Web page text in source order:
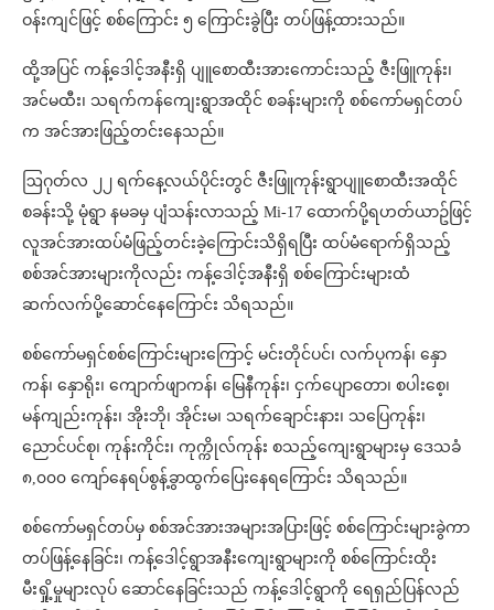
ဝန်းကျင်ဖြင့် စစ်ကြောင်း ၅ ကြောင်းခွဲပြီး တပ်ဖြန့်ထားသည်။
ထို့အပြင် ကန့်ဒေါင့်အနီးရှိ ပျူစောထီးအားကောင်းသည့် ဇီးဖြူကုန်း၊
အင်မထီး၊ သရက်ကန်ကျေးရွာအထိုင် စခန်းများကို စစ်ကော်မရှင်တပ်
က အင်အားဖြည့်တင်းနေသည်။
ဩဂုတ်လ ၂၂ ရက်နေ့လယ်ပိုင်းတွင် ဇီးဖြူကုန်းရွာပျူစောထီးအထိုင်
စခန်းသို့ မုံရွာ နမခမှ ပျံသန်းလာသည့် Mi-17 ထောက်ပို့ရဟတ်ယာဥ်ဖြင့်
လူအင်အားထပ်မံဖြည့်တင်းခဲ့ကြောင်းသိရှိရပြီး ထပ်မံရောက်ရှိသည့်
စစ်အင်အားများကိုလည်း ကန့်ဒေါင့်အနီးရှိ စစ်ကြောင်းများထံ
ဆက်လက်ပို့ဆောင်နေကြောင်း သိရသည်။
စစ်ကော်မရှင်စစ်ကြောင်းများကြောင့် မင်းတိုင်ပင်၊ လက်ပုကန်၊ နှော
ကန်၊ နှောရိုး၊ ကျောက်ဖျာကန်၊ မြေနီကုန်း၊ ငှက်ပျောတော၊ စပါးစေ့၊
မန်ကျည်းကုန်း၊ အိုးဘို၊ အိုင်းမ၊ သရက်ချောင်းနား၊ သပြေကုန်း၊
ညောင်ပင်စု၊ ကုန်းကိုင်း၊ ကုက္ကိုလ်ကုန်း စသည့်ကျေးရွာများမှ ဒေသခံ
၈,၀၀၀ ကျော်နေရပ်စွန့်ခွာထွက်ပြေးနေရကြောင်း သိရသည်။
စစ်ကော်မရှင်တပ်မှ စစ်အင်အားအများအပြားဖြင့် စစ်ကြောင်းများခွဲကာ
တပ်ဖြန့်နေခြင်း၊ ကန့်ဒေါင့်ရွာအနီးကျေးရွာများကို စစ်ကြောင်းထိုး
မီးရှို့မှုများလုပ် ဆောင်နေခြင်းသည် ကန့်ဒေါင့်ရွာကို ရေရှည်ပြန်လည်